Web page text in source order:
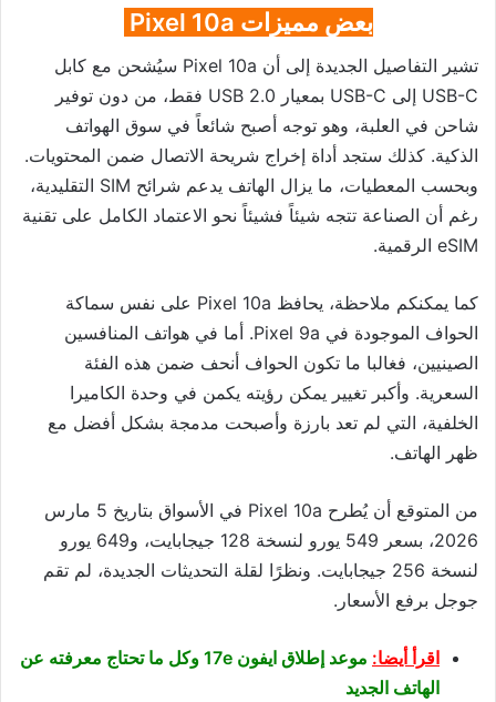
بعض مميزات Pixel 10a
تشير التفاصيل الجديدة إلى أن Pixel 10a سيُشحن مع كابل
USB-C إلى USB-C بمعيار USB 2.0 فقط، من دون توفير
شاحن في العلبة، وهو توجه أصبح شائعاً في سوق الهواتف
الذكية. كذلك ستجد أداة إخراج شريحة الاتصال ضمن المحتويات.
وبحسب المعطيات، ما يزال الهاتف يدعم شرائح SIM التقليدية،
رغم أن الصناعة تتجه شيئاً فشيئاً نحو الاعتماد الكامل على تقنية
eSIM الرقمية.
كما يمكنكم ملاحظة، يحافظ Pixel 10a على نفس سماكة
الحواف الموجودة في Pixel 9a. أما في هواتف المنافسين
الصينيين، فغالبا ما تكون الحواف أنحف ضمن هذه الفئة
السعرية. وأكبر تغيير يمكن رؤيته يكمن في وحدة الكاميرا
الخلفية، التي لم تعد بارزة وأصبحت مدمجة بشكل أفضل مع
ظهر الهاتف.
من المتوقع أن يُطرح Pixel 10a في الأسواق بتاريخ 5 مارس
2026، بسعر 549 يورو لنسخة 128 جيجابايت، و649 يورو
لنسخة 256 جيجابايت. ونظرًا لقلة التحديثات الجديدة، لم تقم
جوجل برفع الأسعار.
اقرأ أيضا:
موعد إطلاق ايفون 17e وكل ما تحتاج معرفته عن
الهاتف الجديد